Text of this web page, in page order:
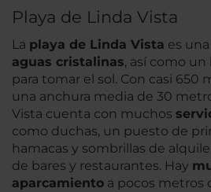
Playa de Linda Vista
La playa de Linda Vista es
aguas cristalinas, así como
para tomar el sol. Con casi
una anchura media de 30
Vista cuenta con muchos
como duchas, un puesto de
hamacas y sombrillas de
de bares y restaurantes. Hay
aparcamiento a pocos metros